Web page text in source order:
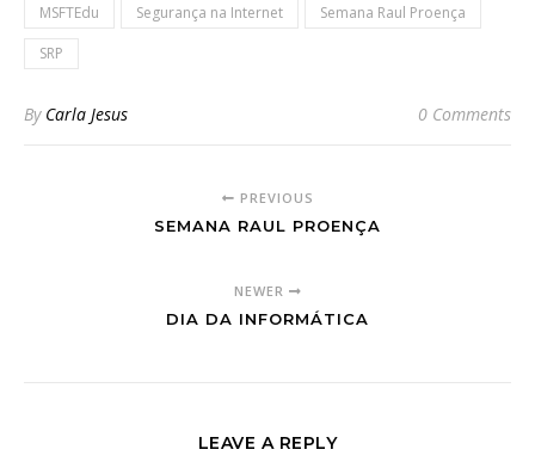
MSFTEdu
Segurança na Internet
Semana Raul Proença
SRP
By Carla Jesus 0 Comments
PREVIOUS
SEMANA RAUL PROENÇA
NEWER
DIA DA INFORMÁTICA
LEAVE A REPLY